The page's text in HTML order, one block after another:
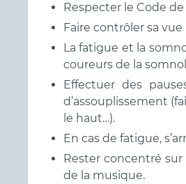
Respecter le Code
Faire contrôler sa
La fatigue et la
coureurs de la
Effectuer des
d’assouplissement
le haut…).
En cas de fatigue,
Rester concentré
de la musique.